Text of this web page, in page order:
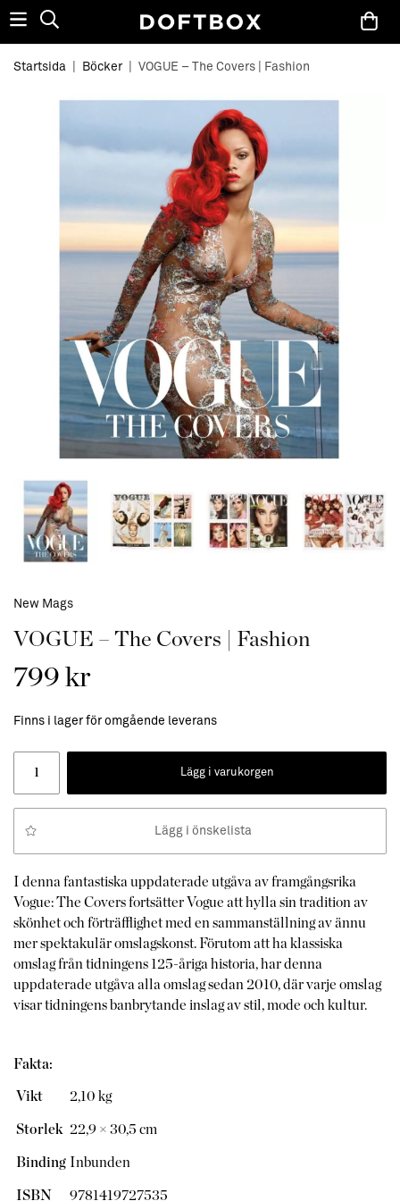
Startsida Böcker VOGUE – The Covers | Fashion
New Mags
VOGUE – The Covers | Fashion
799 kr
Finns i lager för omgående leverans
Lägg i varukorgen
Lägg i önskelista
I denna fantastiska uppdaterade utgåva av framgångsrika
Vogue: The Covers fortsätter Vogue att hylla sin tradition av
skönhet och förträfflighet med en sammanställning av ännu
mer spektakulär omslagskonst. Förutom att ha klassiska
omslag från tidningens 125-åriga historia, har denna
uppdaterade utgåva alla omslag sedan 2010, där varje omslag
visar tidningens banbrytande inslag av stil, mode och kultur.
Fakta:
Vikt 2,10 kg
Storlek 22,9 × 30,5 cm
Binding Inbunden
ISBN 9781419727535